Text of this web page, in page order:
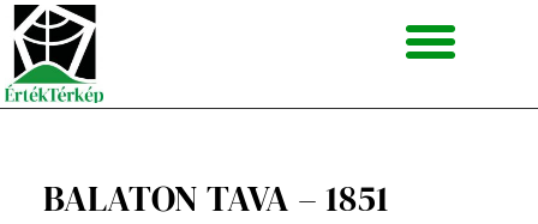
Skip
to
BALATON TAVA – 1851